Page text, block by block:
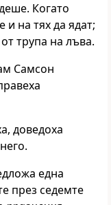
Когато
и на тях да ядат;
трупа на лъва.
Самсон
доведоха
една
през седемте